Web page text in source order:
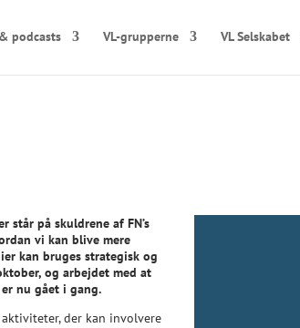
podcasts VL-grupperne VL Selskabet
står på skuldrene af FN’s
vi kan blive mere
kan bruges strategisk og
og arbejdet med at
nu gået i gang.
der kan involvere